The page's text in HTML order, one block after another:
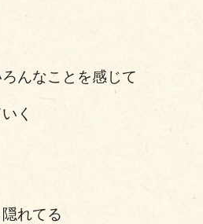
んなことを感じて
く
れてる